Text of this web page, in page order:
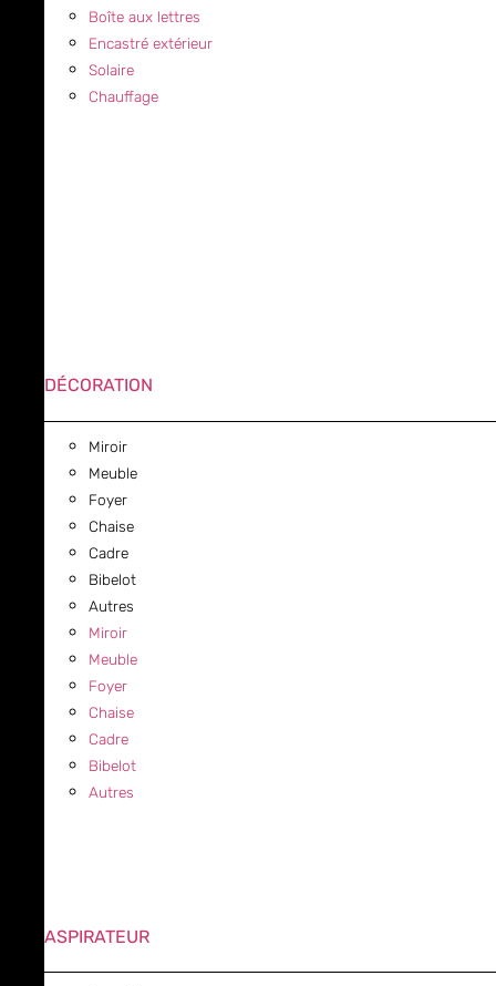
Boîte aux lettres
Encastré extérieur
Solaire
Chauffage
DÉCORATION
Miroir
Meuble
Foyer
Chaise
Cadre
Bibelot
Autres
Miroir
Meuble
Foyer
Chaise
Cadre
Bibelot
Autres
ASPIRATEUR